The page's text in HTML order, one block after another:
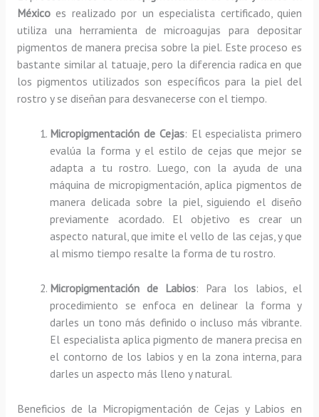
Méxicoes realizado por un especialista certificado, quien
utiliza una herramienta de microagujas para depositar
pigmentos de manera precisa sobre la piel. Este proceso es
bastante similar al tatuaje, pero la diferencia radica en que
los pigmentos utilizados son específicos para la piel del
rostro y se diseñan para desvanecerse con el tiempo.
Micropigmentación de Cejas: El especialista primero
evalúa la forma y el estilo de cejas que mejor se
adapta a tu rostro. Luego, con la ayuda de una
máquina de micropigmentación, aplica pigmentos de
manera delicada sobre la piel, siguiendo el diseño
previamente acordado. El objetivo es crear un
aspecto natural, que imite el vello de las cejas, y que
al mismo tiempo resalte la forma de tu rostro.
Micropigmentación de Labios: Para los labios, el
procedimiento se enfoca en delinear la forma y
darles un tono más definido o incluso más vibrante.
El especialista aplica pigmento de manera precisa en
el contorno de los labios y en la zona interna, para
darles un aspecto más lleno y natural.
Beneficios de la Micropigmentación de Cejas y Labios en